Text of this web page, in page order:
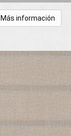
Más información